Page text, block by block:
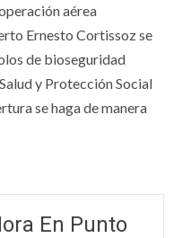
aérea
Ernesto Cortissoz se
de bioseguridad
y Protección Social
se haga de manera
En Punto